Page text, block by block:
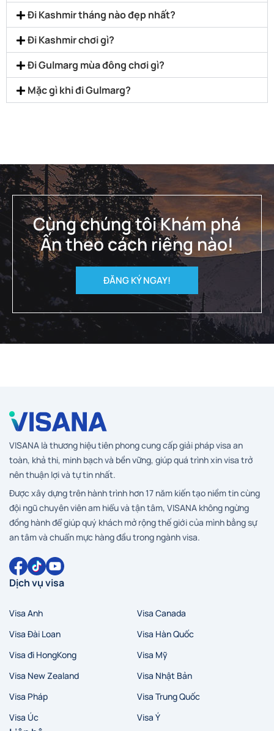
Đi Kashmir tháng nào đẹp nhất?
Đi Kashmir chơi gì?
Đi Gulmarg mùa đông chơi gì?
Mặc gì khi đi Gulmarg?
Cùng chúng tôi Khám phá
Ấn theo cách riêng nào!
ĐĂNG KÝ NGAY!
VISANA là thương hiệu tiên phong cung cấp giải pháp visa an
toàn, khả thi, minh bạch và bền vững, giúp quá trình xin visa trở
nên thuận lợi và tự tin nhất.
Được xây dựng trên hành trình hơn 17 năm kiến tạo niềm tin cùng
đội ngũ chuyên viên am hiểu và tận tâm, VISANA không ngừng
đồng hành để giúp quý khách mở rộng thế giới của mình bằng sự
an tâm và chuẩn mực hàng đầu trong ngành visa.
Dịch vụ visa
Visa Anh
Visa Canada
Visa Đài Loan
Visa Hàn Quốc
Visa đi HongKong
Visa Mỹ
Visa New Zealand
Visa Nhật Bản
Visa Pháp
Visa Trung Quốc
Visa Úc
Visa Ý